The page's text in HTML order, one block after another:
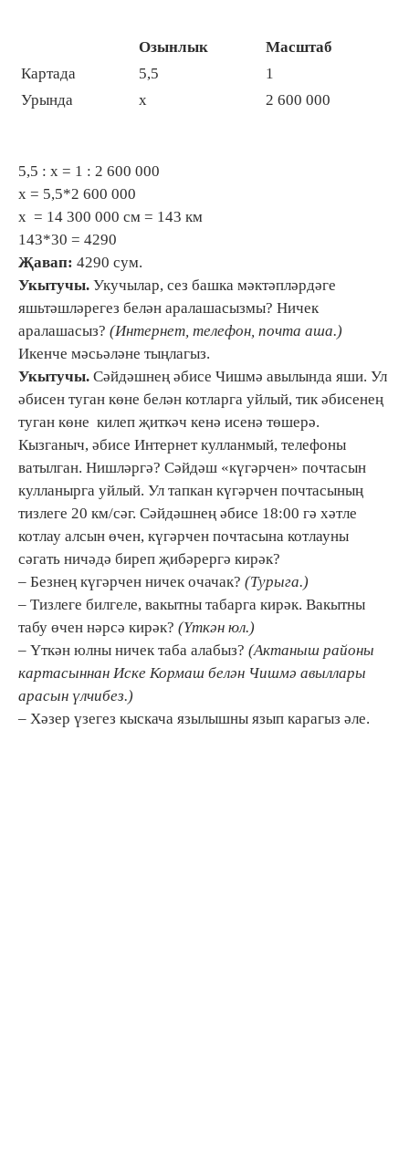
Озынлык
Масштаб
Картада
5,5
1
Урында
х 2 600 000
5,5 : х = 1 : 2 600 000
х = 5,5*2 600 000
х = 14 300 000 см = 143 км
143*30 = 4290
Җавап: 4290 сум.
Укытучы. Укучылар, сез башка мәктәпләрдәге
яшьтәшләрегез белән аралашасызмы? Ничек
аралашасыз? (Интернет, телефон, почта аша.)
Икенче мәсьәләне тыңлагыз.
Укытучы. Сәйдәшнең әбисе Чишмә авылында яши. Ул
әбисен туган көне белән котларга уйлый, тик әбисенең
туган көне килеп җиткәч кенә исенә төшерә.
Кызганыч, әбисе Интернет кулланмый, телефоны
ватылган. Нишләргә? Сәйдәш «күгәрчен» почтасын
кулланырга уйлый. Ул тапкан күгәрчен почтасының
тизлеге 20 км/сәг. Сәйдәшнең әбисе 18:00 гә хәтле
котлау алсын өчен, күгәрчен почтасына котлауны
сәгать ничәдә биреп җибәрергә кирәк?
– Безнең күгәрчен ничек очачак? (Турыга.)
– Тизлеге билгеле, вакытны табарга кирәк. Вакытны
табу өчен нәрсә кирәк? (Үткән юл.)
– Үткән юлны ничек таба алабыз? (Актаныш районы
картасыннан Иске Кормаш белән Чишмә авыллары
арасын үлчибез.)
– Хәзер үзегез кыскача язылышны язып карагыз әле.